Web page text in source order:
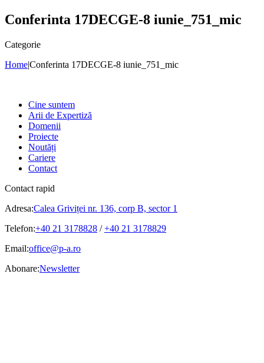
Conferinta 17DECGE-8 iunie_751_mic
Categorie
Home|Conferinta 17DECGE-8 iunie_751_mic
Cine suntem
Arii de Expertiză
Domenii
Proiecte
Noutăți
Cariere
Contact
Contact rapid
Adresa:Calea Griviței nr. 136, corp B, sector 1
Telefon:+40 21 3178828 /+40 21 3178829
Email:office@p-a.ro
Abonare:Newsletter